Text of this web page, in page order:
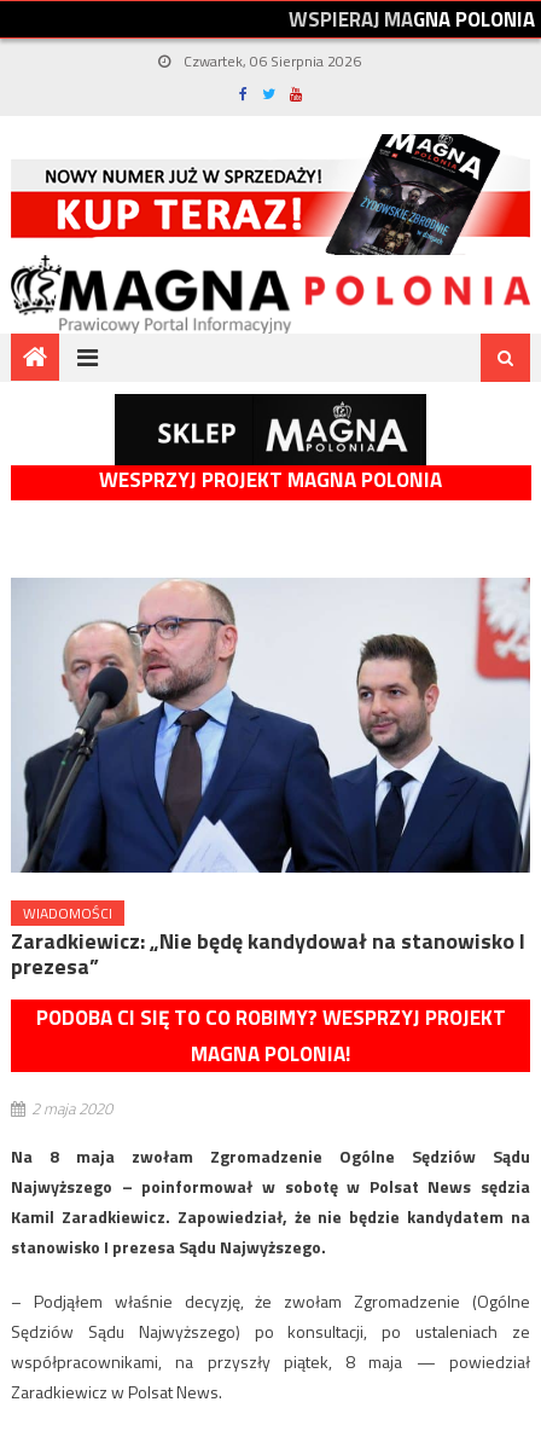
WSPIERAJMAGNAPOLONIA
Czwartek, 06 Sierpnia 2026
WESPRZYJ PROJEKT MAGNA POLONIA
WIADOMOŚCI
Zaradkiewicz: „Nie będę kandydował na stanowisko I
prezesa”
PODOBA CI SIĘ TO CO ROBIMY? WESPRZYJ PROJEKT
MAGNA POLONIA!
2 maja 2020
Na 8 maja zwołam Zgromadzenie Ogólne Sędziów Sądu
Najwyższego – poinformował w sobotę w Polsat News sędzia
Kamil Zaradkiewicz. Zapowiedział, że nie będzie kandydatem na
stanowisko I prezesa Sądu Najwyższego.
– Podjąłem właśnie decyzję, że zwołam Zgromadzenie (Ogólne
Sędziów Sądu Najwyższego) po konsultacji, po ustaleniach ze
współpracownikami, na przyszły piątek, 8 maja — powiedział
Zaradkiewicz w Polsat News.